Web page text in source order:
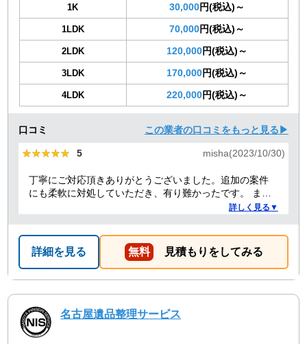
1K 30,000円(税込)～
1LDK 70,000円(税込)～
2LDK 120,000円(税込)～
3LDK 170,000円(税込)～
4LDK 220,000円(税込)～
口コミ この業者の口コミをもっと見る▶
★★★★★
★★★★★ 5 misha(2023/10/30)
丁寧にご対応頂きありがとうございました。追加の案件
にも柔軟に対処していただき、有り難かったです。 また
何かありましたらぜひよろしくお願いします。詳しく見る▼
詳細を見る 無料 見積もりをしてみる
名古屋遺品整理サービス